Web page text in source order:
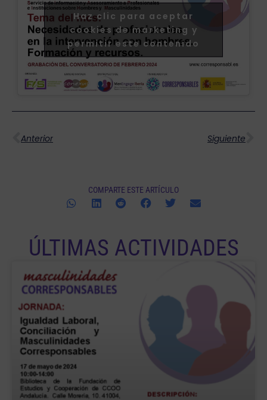
Haz clic para aceptar
cookies de marketing y
permitir este contenido
Ant
Anterior Siguiente
COMPARTE ESTE ARTÍCULO
ÚLTIMAS ACTIVIDADES